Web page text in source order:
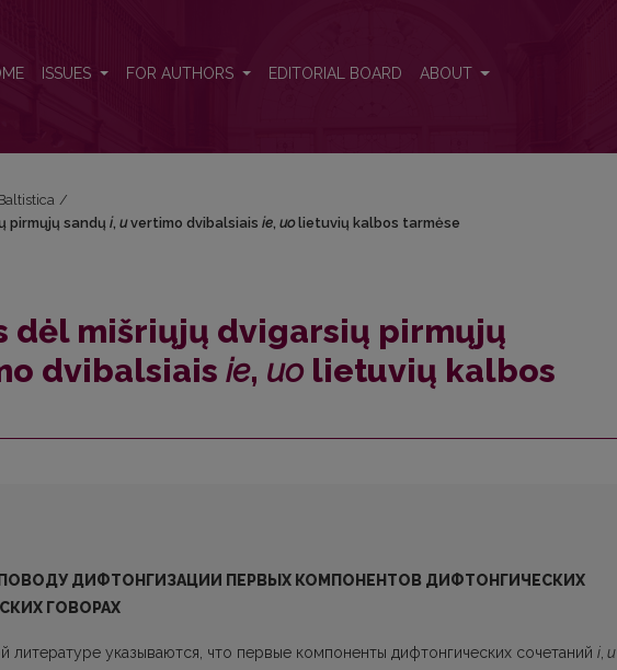
ISSUES FOR AUTHORS EDITORIAL BOARD ABOUT
/
pirmųjų sandų i, uvertimo dvibalsiais ie, uolietuvių kalbos tarmėse
dėl mišriųjų dvigarsių pirmųjų
dvibalsiais ie, uo lietuvių kalbos
ДИФТОНГИЗАЦИИ ПЕРВЫХ КОМПОНЕНТОВ ДИФТОНГИЧЕСКИХ
ГОВОРАХ
литературе указываются, что первые компоненты дифтонгических сочетаний i, u